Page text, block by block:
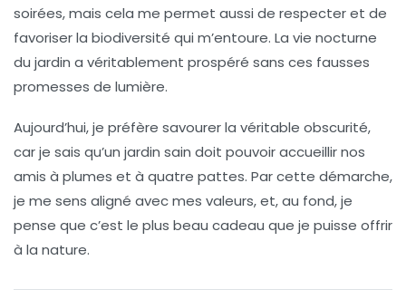
soirées, mais cela me permet aussi de respecter et de
favoriser la biodiversité qui m’entoure. La vie nocturne
du jardin a véritablement prospéré sans ces fausses
promesses de lumière.
Aujourd’hui, je préfère savourer la véritable obscurité,
car je sais qu’un jardin sain doit pouvoir accueillir nos
amis à plumes et à quatre pattes. Par cette démarche,
je me sens aligné avec mes valeurs, et, au fond, je
pense que c’est le plus beau cadeau que je puisse offrir
à la nature.